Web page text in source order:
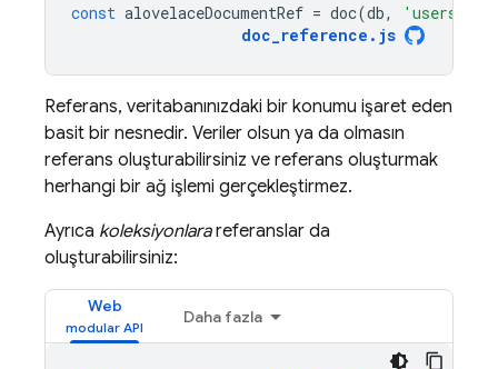
const alovelaceDocumentRef = doc(db, 'users'
doc_reference . js
Referans, veritabanınızdaki bir konumu işaret eden
basit bir nesnedir. Veriler olsun ya da olmasın
referans oluşturabilirsiniz ve referans oluşturmak
herhangi bir ağ işlemi gerçekleştirmez.
Ayrıca koleksiyonlarareferanslar da
oluşturabilirsiniz:
Web
Daha fazla